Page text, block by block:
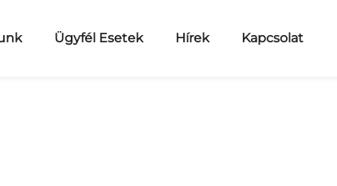
Ügyfél Esetek Hírek Kapcsolat